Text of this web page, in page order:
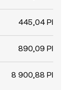
445,04 PI
890,09 PI
8 900,88 PI